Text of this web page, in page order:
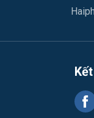
Việc làm Tứ Minh